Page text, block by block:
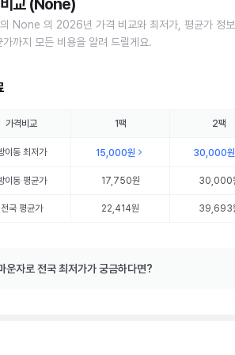
교 (None)
None 의 2026년 가격 비교와 최저가, 평균가 정
가까지 모든 비용을 알려 드릴게요.
가격비교 1팩 2팩
이동최저가 15,000원 30,000원
이동평균가 17,750원 30,000
전국 평균가 22,414원 39,693
운자로 전국 최저가가 궁금하다면?